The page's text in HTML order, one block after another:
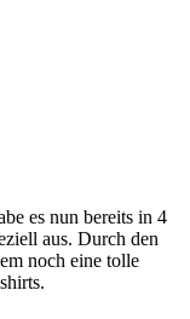
es nun bereits in 4
aus. Durch den
noch eine tolle